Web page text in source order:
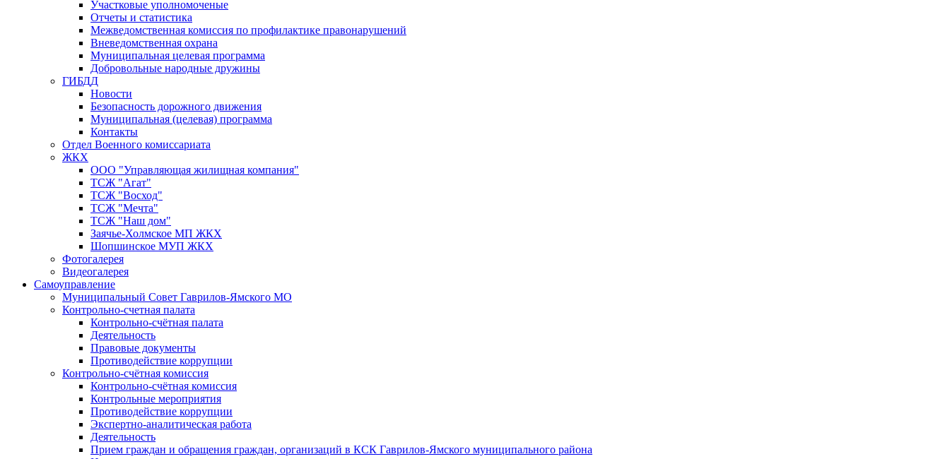
Участковые уполномоченые
Отчеты и статистика
Межведомственная комиссия по профилактике правонарушений
Вневедомственная охрана
Муниципальная целевая программа
Добровольные народные дружины
ГИБДД
Новости
Безопасность дорожного движения
Муниципальная (целевая) программа
Контакты
Отдел Военного комиссариата
ЖКХ
ООО "Управляющая жилищная компания"
ТСЖ "Агат"
ТСЖ "Восход"
ТСЖ "Мечта"
ТСЖ "Наш дом"
Заячье-Холмское МП ЖКХ
Шопшинское МУП ЖКХ
Фотогалерея
Видеогалерея
Самоуправление
Муниципальный Совет Гаврилов-Ямского МО
Контрольно-счетная палата
Контрольно-счётная палата
Деятельность
Правовые документы
Противодействие коррупции
Контрольно-счётная комиссия
Контрольно-счётная комиссия
Контрольные мероприятия
Противодействие коррупции
Экспертно-аналитическая работа
Деятельность
Прием граждан и обращения граждан, организаций в КСК Гаврилов-Ямского муниципального района